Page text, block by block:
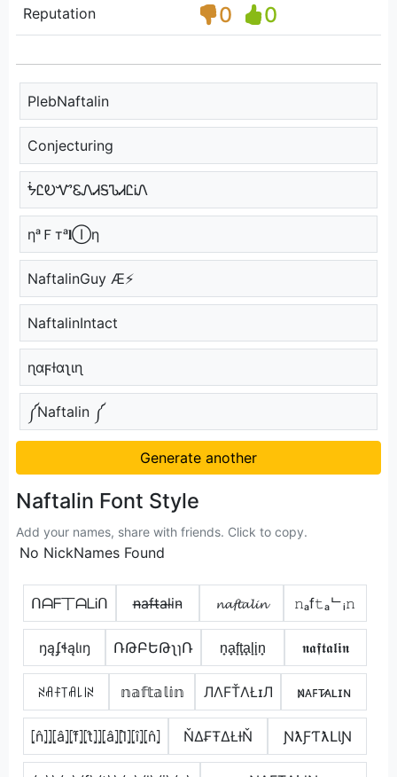
Reputation 0 0
PlebNaftalin
Conjecturing
ᖭᏝᎧᏉᏋᏁᏗᎦᏖᏗᏝᎥᏁ
ηᵃＦтᵃ𝐥Ⓘη
NaftalinGuy Æ⚡
NaftalinIntact
ɳαϝƚαʅιɳ
༼Naftalin ༼
Generate another
Naftalin Font Style
Add your names, share with friends. Click to copy.
No NickNames Found
ᑎᗩᖴ丅ᗩᒪᎥᑎ n̴̶a̴f̴t̴̶a̴l̴i̴n̴ 𝓷𝓪𝓯𝓽𝓪𝓵𝓲𝓷 𝚗ₐf𝚝ₐᄂᵢ𝚗
ŋąʄɬąƖıŋ ՌԹԲԵԹʅɿՌ n̟a̟f̟t̟a̟l̟i̟n̟ 𝖓𝖆𝖋𝖙𝖆𝖑𝖎𝖓
ꋊꋬꊰ꓄ꋬ꒒꒐ꋊ 𝕟𝕒𝕗𝕥𝕒𝕝𝕚𝕟 ЛΛFŤΛŁɪЛ ɴ̷ᴀꜰᴛ̷ᴀʟɪɴ
⦏n̂⦎⦎⦏â⦎⦏f̂⦎⦏t̂⦎⦎⦏â⦎⦏l̂⦎⦏î⦎⦏n̂⦎ ŇΔ₣ŦΔŁƗŇ ƝƛƑƬƛԼƖƝ